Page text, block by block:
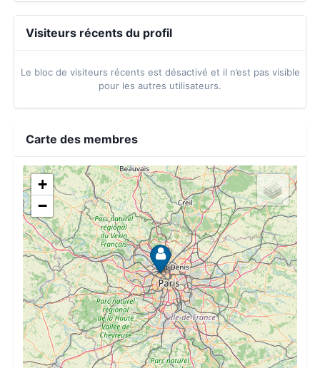
Visiteurs récents du profil
Le bloc de visiteurs récents est désactivé et il n’est pas visible
pour les autres utilisateurs.
Carte des membres